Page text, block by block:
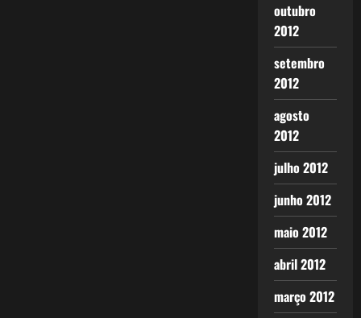
outubro
2012
setembro
2012
agosto
2012
julho 2012
junho 2012
maio 2012
abril 2012
março 2012